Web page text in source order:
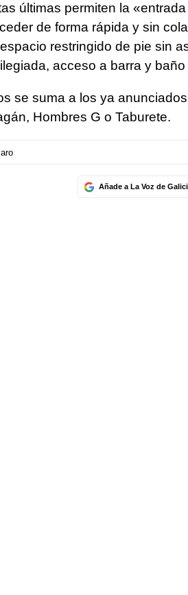
últimas permiten la
de forma rápida y sin
restringido de pie sin
acceso a barra y
se suma a los ya
Hombres G o Taburete.
Añade a La Voz de